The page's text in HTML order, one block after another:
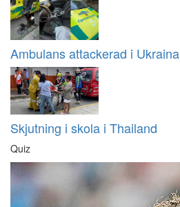
Ambulans attackerad i Ukraina
Skjutning i skola i Thailand
Quiz